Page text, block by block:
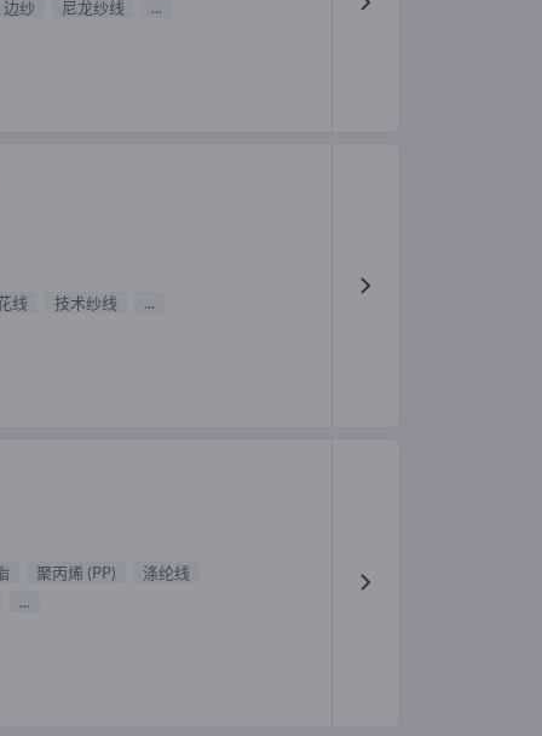
边纱 尼龙纱线 ...
线 技术纱线 ...
聚丙烯 (PP)
涤纶线
...